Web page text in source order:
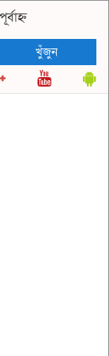
খুঁজুন